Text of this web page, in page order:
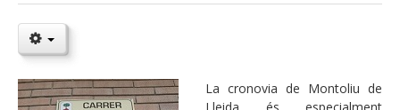
La cronovia de Montoliu de
Lleida és especialment